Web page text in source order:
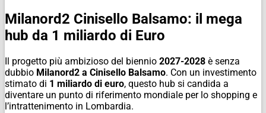
Milanord2 Cinisello Balsamo: il mega
hub da 1 miliardo di Euro
Il progetto più ambizioso del biennio 2027-2028 è senza
dubbio Milanord2 a Cinisello Balsamo. Con un investimento
stimato di 1 miliardo di euro, questo hub si candida a
diventare un punto di riferimento mondiale per lo shopping e
l’intrattenimento in Lombardia.